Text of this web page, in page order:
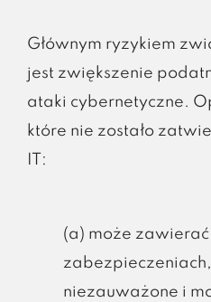
Głównym ryzykiem
jest zwiększenie
ataki cybernetyczne.
które nie zostało
IT:
(a) może zawierać
niezauważone i